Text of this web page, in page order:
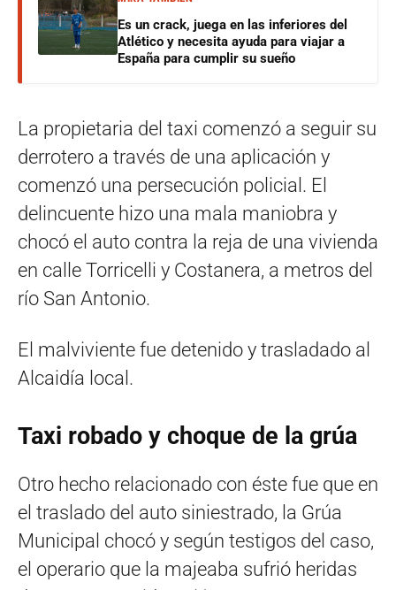
Es un crack, juega en las inferiores del
Atlético y necesita ayuda para viajar a
España para cumplir su sueño
La propietaria del taxi comenzó a seguir su
derrotero a través de una aplicación y
comenzó una persecución policial. El
delincuente hizo una mala maniobra y
chocó el auto contra la reja de una vivienda
en calle Torricelli y Costanera, a metros del
río San Antonio.
El malviviente fue detenido y trasladado al
Alcaidía local.
Taxi robado y choque de la grúa
Otro hecho relacionado con éste fue que en
el traslado del auto siniestrado, la Grúa
Municipal chocó y según testigos del caso,
el operario que la majeaba sufrió heridas